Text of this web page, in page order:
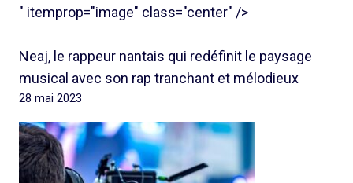
" itemprop="image" class="center" />
Neaj, le rappeur nantais qui redéfinit le paysage
musical avec son rap tranchant et mélodieux
28 mai 2023